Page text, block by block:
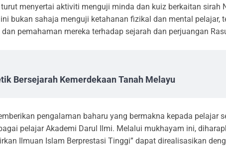
menyertai aktiviti menguji minda dan kuiz berkaitan sirah
bukan sahaja menguji ketahanan fizikal dan mental pelajar,
pemahaman mereka terhadap sejarah dan perjuangan
Bersejarah Kemerdekaan Tanah Melayu
pengalaman baharu yang bermakna kepada pelajar
pelajar Akademi Darul Ilmi. Melalui mukhayam ini,
Ilmuan Islam Berprestasi Tinggi” dapat direalisasikan